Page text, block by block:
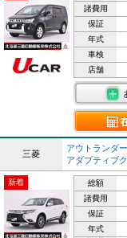
諸費用
保証
年式
車検
店舗
三菱
アウトランダ
アダプティブ
新着 総額
諸費用
保証
年式